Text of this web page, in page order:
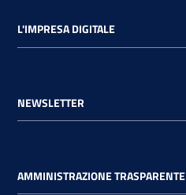
L'IMPRESA DIGITALE
NEWSLETTER
AMMINISTRAZIONE TRASPARENTE